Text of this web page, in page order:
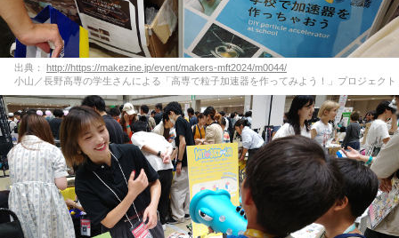
出典：
http://https://makezine.jp/event/makers-mft2024/m0044/
小山／長野高専の学生さんによる「高専で粒子加速器を作ってみよう！」プロジェクト